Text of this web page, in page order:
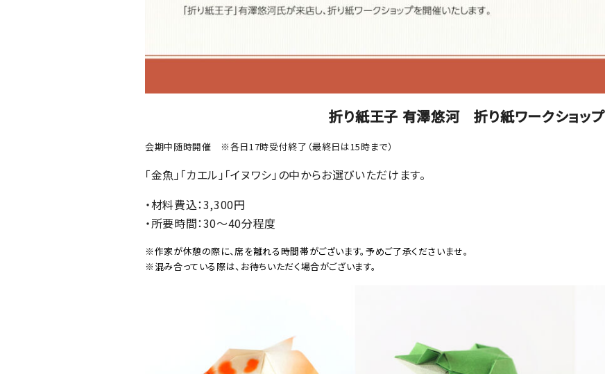
折り紙王子 有澤悠河 折り紙ワークショップ
会期中随時開催 ※各日17時受付終了（最終日は15時まで）
「金魚」「カエル」「イヌワシ」の中からお選びいただけます。
・材料費込：3,300円
・所要時間：30～40分程度
※作家が休憩の際に、席を離れる時間帯がございます。予めご了承くださいませ。
※混み合っている際は、お待ちいただく場合がございます。